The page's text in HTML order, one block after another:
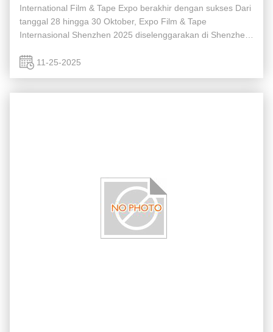
International Film & Tape Expo berakhir dengan sukses Dari
tanggal 28 hingga 30 Oktober, Expo Film & Tape
Internasional Shenzhen 2025 diselenggarakan di Shenzhen
yang sangat berpengaruh di wilayah ...
11-25-2025